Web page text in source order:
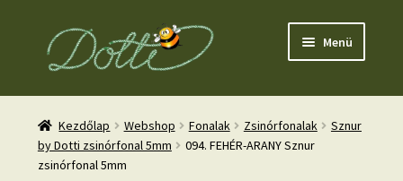
Ugrás
Kilépés
Menü
Kezdőlap Webshop Fonalak Zsinórfonalak
Sznur
by Dotti zsinórfonal 5mm
094. FEHÉR-ARANY Sznur
zsinórfonal 5mm